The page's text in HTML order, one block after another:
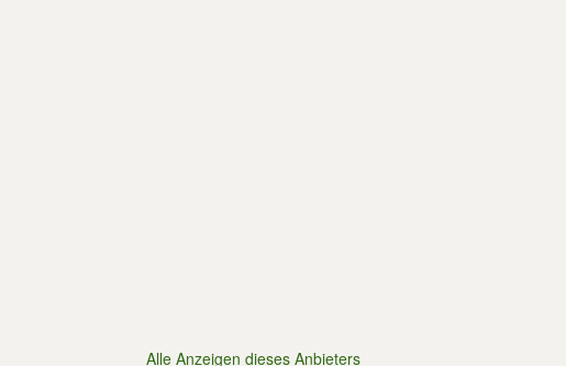
Alle Anzeigen dieses Anbieters